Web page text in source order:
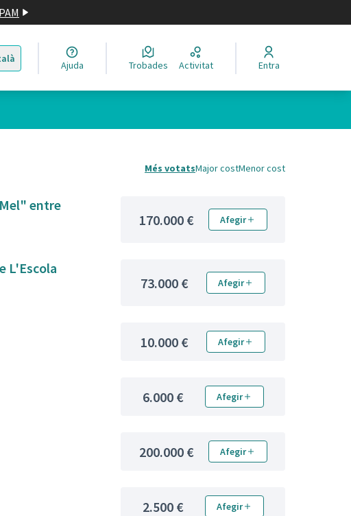
llengua Elegir el idioma
Ajuda Trobades Activitat Entra
Més votatsMajor costMenor cost
entre
170.000 € Afegir
L'Escola
73.000 € Afegir
10.000 € Afegir
6.000 € Afegir
200.000 € Afegir
2.500 € Afegir